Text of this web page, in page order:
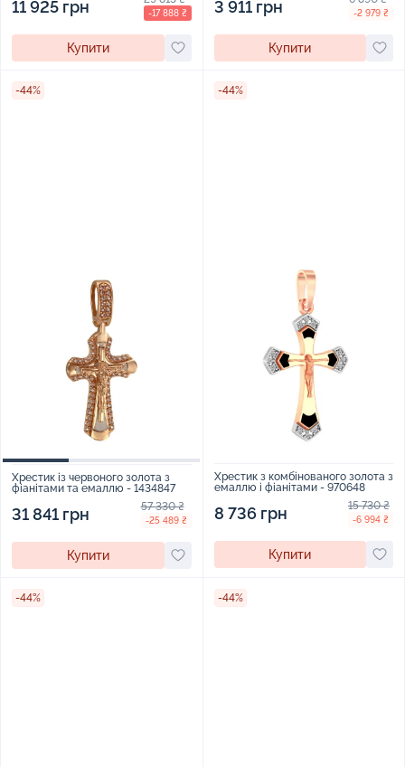
11 925 грн -17 888 ₴
Купити
3 911 грн -2 979 ₴
Купити
-44%
Хрестик із червоного золота з
фіанітами та емаллю - 1434847
31 841 грн 57 330 ₴
-25 489 ₴
Купити
-44%
Хрестик з комбінованого золота з
емаллю і фіанітами - 970648
8 736 грн 15 730 ₴
-6 994 ₴
Купити
-44% -44%